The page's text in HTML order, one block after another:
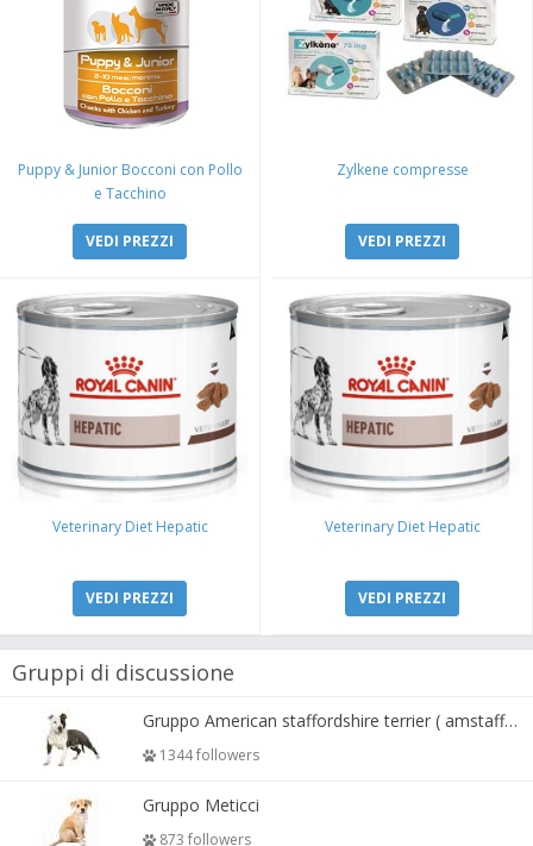
Puppy & Junior Bocconi con Pollo
e Tacchino
VEDI PREZZI
Zylkene compresse
VEDI PREZZI
Veterinary Diet Hepatic
VEDI PREZZI
Veterinary Diet Hepatic
VEDI PREZZI
Gruppi di discussione
Gruppo American staffordshire terrier ( amstaff, amastaff )
1344 followers
Gruppo Meticci
873 followers